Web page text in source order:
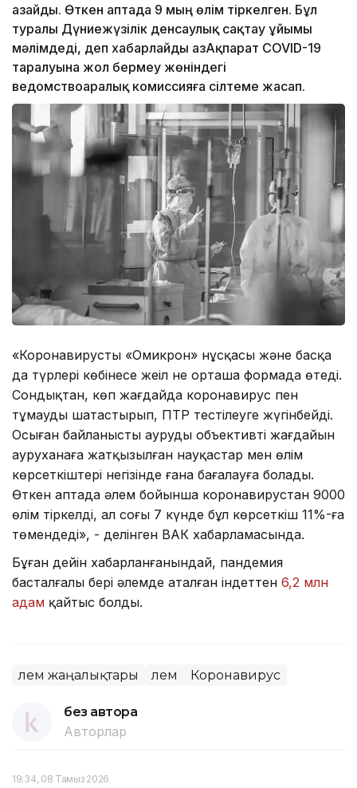
азайды. Өткен аптада 9 мың өлім тіркелген. Бұл
туралы Дүниежүзілік денсаулық сақтау ұйымы
мәлімдеді, деп хабарлайды ҚазАқпарат COVID-19
таралуына жол бермеу жөніндегі
ведомствоаралық комиссияға сілтеме жасап.
«Коронавирустың «Омикрон» нұсқасы және басқа
да түрлері көбінесе жеңіл не орташа формада өтеді.
Сондықтан, көп жағдайда коронавирус пен
тұмауды шатастырып, ПТР тестілеуге жүгінбейді.
Осыған байланысты аурудың объективті жағдайын
ауруханаға жатқызылған науқастар мен өлім
көрсеткіштері негізінде ғана бағалауға болады.
Өткен аптада әлем бойынша коронавирустан 9000
өлім тіркелді, ал соңғы 7 күнде бұл көрсеткіш 11%-ға
төмендеді», - делінген ВАК хабарламасында.
Бұған дейін хабарланғанындай, пандемия
басталғалы бері әлемде аталған індеттен 6,2 млн
адам қайтыс болды.
Әлем жаңалықтары Әлем Коронавирус
без автора
Авторлар
19:34, 08 Тамыз 2026